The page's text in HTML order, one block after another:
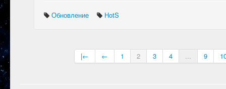
Обновление HotS
|← ← 1 2 3 4 ... 9